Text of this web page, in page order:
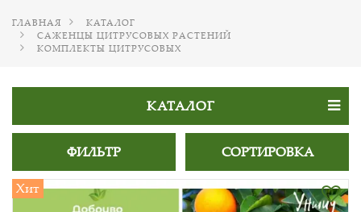
ГЛАВНАЯ
КАТАЛОГ
САЖЕНЦЫ ЦИТРУСОВЫХ РАСТЕНИЙ
КОМПЛЕКТЫ ЦИТРУСОВЫХ
КАТАЛОГ
ФИЛЬТР СОРТИРОВКА
Хит